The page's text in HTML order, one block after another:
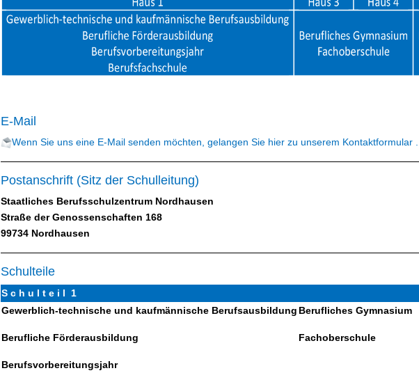
E-Mail
Wenn Sie uns eine E-Mail senden möchten, gelangen Sie hier zu unserem Kontaktformular ...
Postanschrift (Sitz der Schulleitung)
Staatliches Berufsschulzentrum Nordhausen
Straße der Genossenschaften 168
99734 Nordhausen
Schulteile
S c h u l t e i l 1
Gewerblich-technische und kaufmännische Berufsausbildung
Berufliche Förderausbildung
Berufsvorbereitungsjahr
Berufliches Gymnasium
Fachoberschule